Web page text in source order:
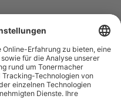
Befindet sich ein Warenwert
in Ihrem Warenkorb, ist der